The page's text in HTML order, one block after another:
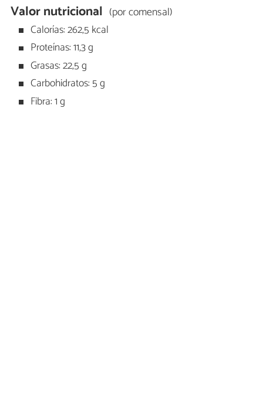
Valor nutricional (por comensal)
Calorías: 262,5 kcal
Proteínas: 11,3 g
Grasas: 22,5 g
Carbohidratos: 5 g
Fibra: 1 g